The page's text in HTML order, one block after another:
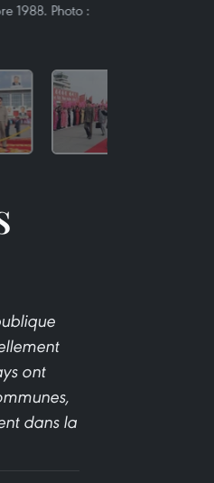
1988. Photo :
ont
dans la